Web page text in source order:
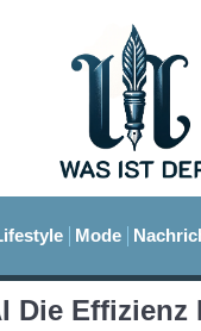
Mode
Die